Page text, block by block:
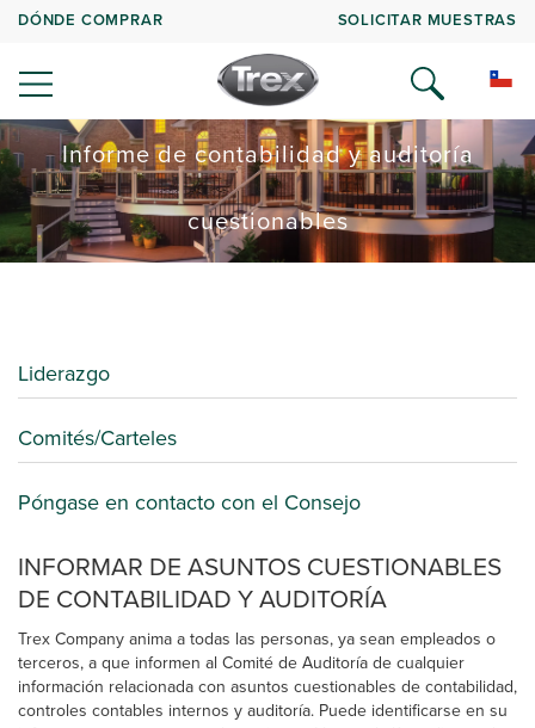
DÓNDE COMPRAR SOLICITAR MUESTRAS
Informe de contabilidad y auditoría
cuestionables
Liderazgo
Comités/Carteles
Póngase en contacto con el Consejo
INFORMAR DE ASUNTOS CUESTIONABLES
DE CONTABILIDAD Y AUDITORÍA
Trex Company anima a todas las personas, ya sean empleados o
terceros, a que informen al Comité de Auditoría de cualquier
información relacionada con asuntos cuestionables de contabilidad,
controles contables internos y auditoría. Puede identificarse en su